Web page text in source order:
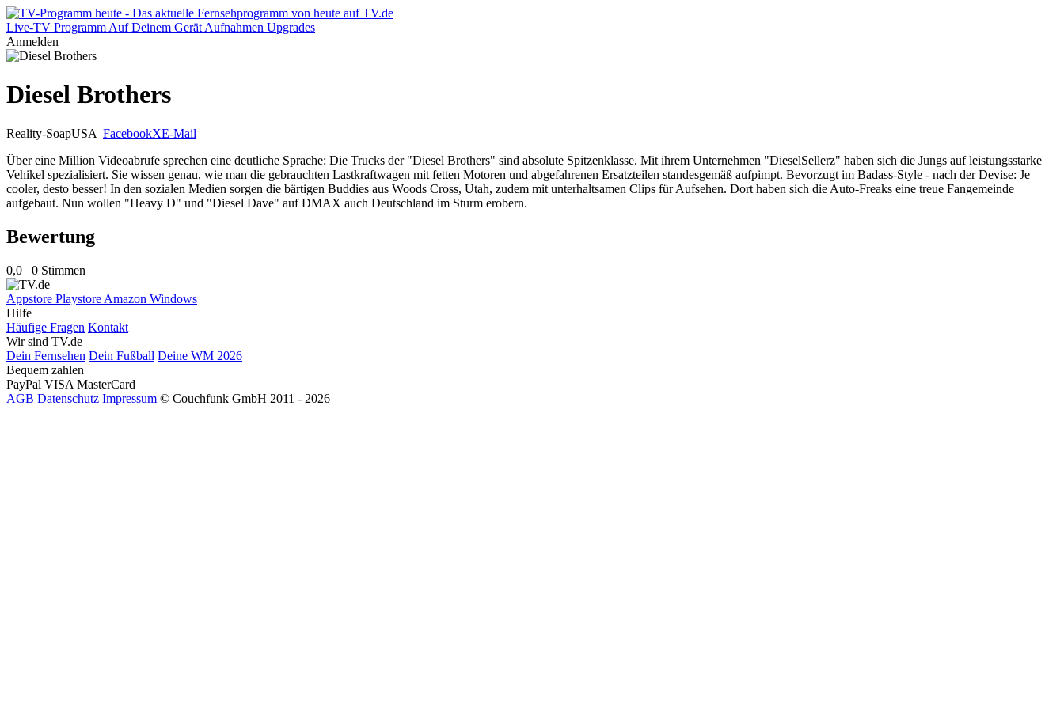
Live-TV Programm Auf Deinem Gerät Aufnahmen Upgrades
Anmelden
Diesel Brothers
Reality-SoapUSA FacebookXE-Mail
Über eine Million Videoabrufe sprechen eine deutliche Sprache: Die Trucks der "Diesel Brothers" sind absolute Spitzenklasse. Mit ihrem Unternehmen "DieselSellerz" haben sich die Jungs auf leistungsstarke
Vehikel spezialisiert. Sie wissen genau, wie man die gebrauchten Lastkraftwagen mit fetten Motoren und abgefahrenen Ersatzteilen standesgemäß aufpimpt. Bevorzugt im Badass-Style - nach der Devise: Je
cooler, desto besser! In den sozialen Medien sorgen die bärtigen Buddies aus Woods Cross, Utah, zudem mit unterhaltsamen Clips für Aufsehen. Dort haben sich die Auto-Freaks eine treue Fangemeinde
aufgebaut. Nun wollen "Heavy D" und "Diesel Dave" auf DMAX auch Deutschland im Sturm erobern.
Bewertung
0,0 0 Stimmen
Appstore Playstore Amazon Windows
Hilfe
Häufige Fragen Kontakt
Wir sind TV.de
Dein Fernsehen Dein Fußball Deine WM 2026
Bequem zahlen
PayPal VISA MasterCard
AGB Datenschutz Impressum © Couchfunk GmbH 2011 - 2026